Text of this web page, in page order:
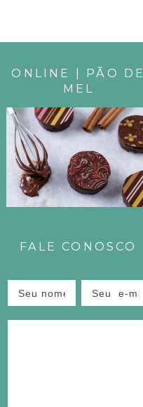
I
L
H
ONLINE | PÃO DE
MEL
FALE CONOSCO